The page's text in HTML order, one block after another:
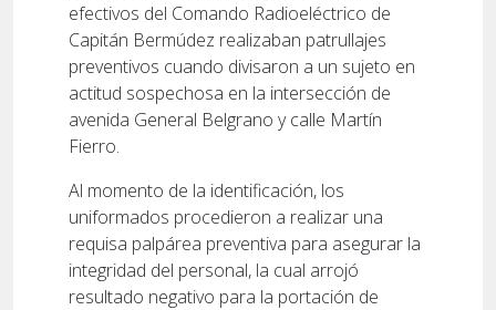
efectivos del Comando Radioeléctrico de
Capitán Bermúdez realizaban patrullajes
preventivos cuando divisaron a un sujeto en
actitud sospechosa en la intersección de
avenida General Belgrano y calle Martín
Fierro.
Al momento de la identificación, los
uniformados procedieron a realizar una
requisa palpárea preventiva para asegurar la
integridad del personal, la cual arrojó
resultado negativo para la portación de